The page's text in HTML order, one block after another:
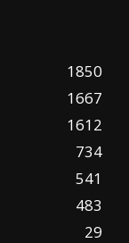
1850
1667
1612
734
541
483
29